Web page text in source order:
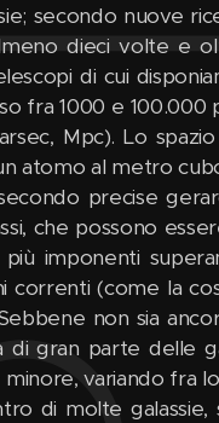
secondo nuove
dieci volte e
di cui
fra 1000 e 100.000
Mpc). Lo
atomo al metro
precise
che possono
imponenti
correnti (come la
non sia
gran parte delle
variando fra
di molte